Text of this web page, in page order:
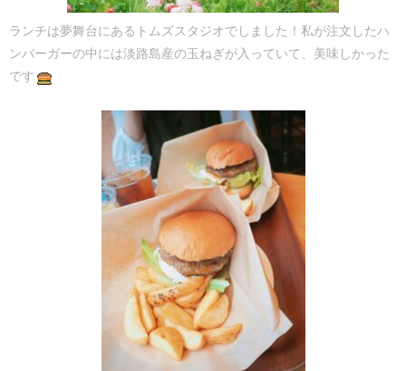
ランチは夢舞台にあるトムズスタジオでしました！私が注文したハ
ンバーガーの中には淡路島産の玉ねぎが入っていて、美味しかった
です